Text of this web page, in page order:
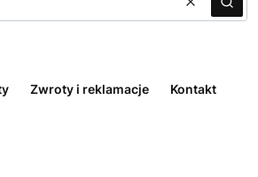
WyczyśćSzukaj
Zwroty i reklamacje Kontakt